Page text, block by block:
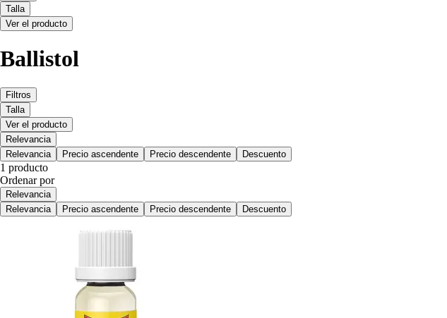
Talla
Ver el producto
Ballistol
Filtros
Talla
Ver el producto
Relevancia
Relevancia
Precio ascendente Precio descendente Descuento
1 producto
Ordenar por
Relevancia
Relevancia
Precio ascendente Precio descendente Descuento